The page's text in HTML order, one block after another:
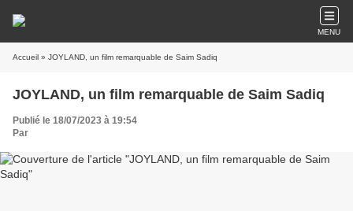
MENU
Accueil » JOYLAND, un film remarquable de Saim Sadiq
JOYLAND, un film remarquable de Saim Sadiq
Publié le 18/07/2023 à 19:54
Par